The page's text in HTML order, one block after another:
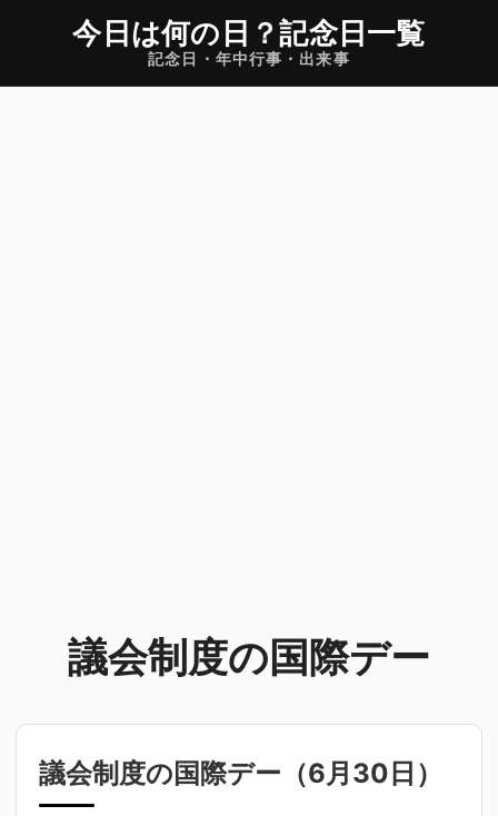
今日は何の日 ？記念日一覧
記念日・年中行事・出来事
議会制度の国際デー
議会制度の国際デー（6月30日 ）